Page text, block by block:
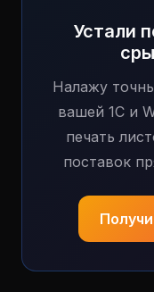
Устали
Налажу
вашей 1С и
печать
поставок